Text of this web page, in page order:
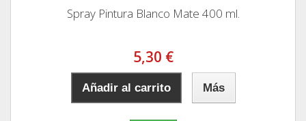
Spray Pintura Blanco Mate 400 ml.
5,30 €
Añadir al carrito Más